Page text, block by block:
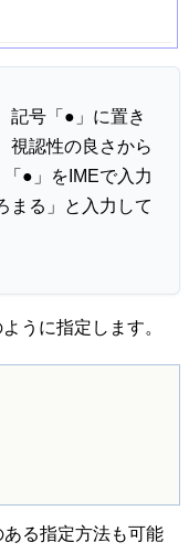
記号「●」に置き
視認性の良さから
「●」をIMEで入力
まる」と入力して
うに指定します。
る指定方法も可能